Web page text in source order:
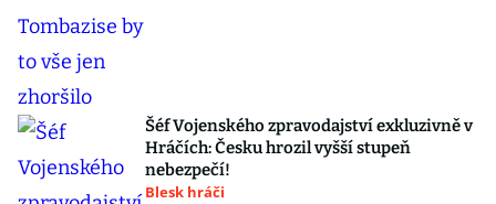
Šéf Vojenského zpravodajství exkluzivně v
Hráčích: Česku hrozil vyšší stupeň
nebezpečí!
Blesk hráči